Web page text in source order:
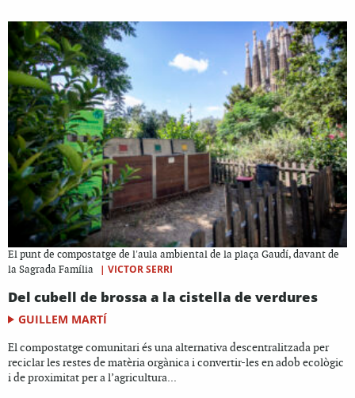
El punt de compostatge de l'aula ambiental de la plaça Gaudí, davant de
la Sagrada Família
| VICTOR SERRI
Del cubell de brossa a la cistella de verdures
GUILLEM MARTÍ
El compostatge comunitari és una alternativa descentralitzada per
reciclar les restes de matèria orgànica i convertir-les en adob ecològic
i de proximitat per a l’agricultura...